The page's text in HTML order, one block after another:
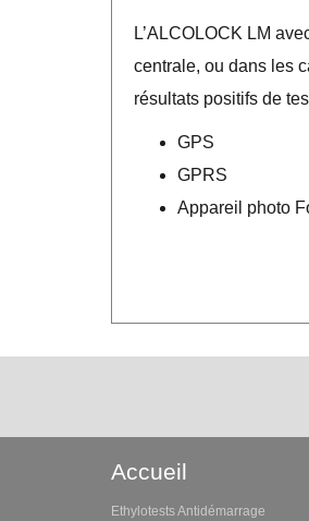
L’ALCOLOCK LM
centrale, ou dans les
résultats positifs de
GPS
GPRS
Appareil photo
Accueil
Ethylotests Antidémarrage